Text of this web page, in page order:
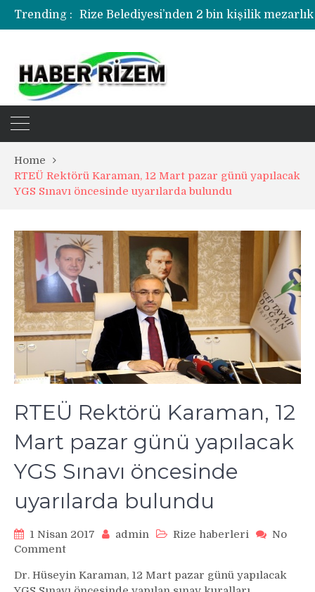
Trending :
Rize Belediyesi’nden 2 bin kişilik
Rize’de uyuşturucu operasyonunda 1
Home
RTEÜ Rektörü Karaman, 12 Mart pazar günü yapılacak
YGS Sınavı öncesinde uyarılarda bulundu
RTEÜ Rektörü Karaman, 12
Mart pazar günü yapılacak
YGS Sınavı öncesinde
uyarılarda bulundu
1 Nisan 2017 admin Rize haberleri
No
Commenton
Rektörü
Dr. Hüseyin Karaman, 12 Mart pazar günü yapılacak